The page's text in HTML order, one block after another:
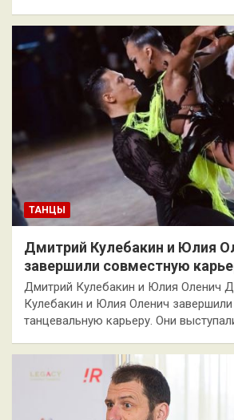
ТАНЦЫ
Дмитрий Кулебакин и Юлия
завершили совместную
Дмитрий Кулебакин и Юлия Оленич
Кулебакин и Юлия Оленич
танцевальную карьеру. Они